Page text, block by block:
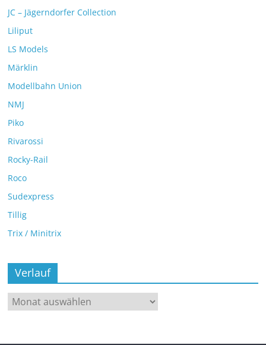
JC – Jägerndorfer Collection
Liliput
LS Models
Märklin
Modellbahn Union
NMJ
Piko
Rivarossi
Rocky-Rail
Roco
Sudexpress
Tillig
Trix / Minitrix
Verlauf